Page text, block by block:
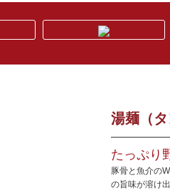
湯麺（
たっぷり
豚骨と魚介の
の旨味が溶け